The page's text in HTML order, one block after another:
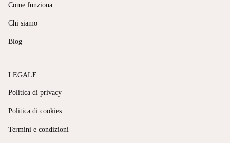
Come funziona
Chi siamo
Blog
LEGALE
Politica di privacy
Politica di cookies
Termini e condizioni